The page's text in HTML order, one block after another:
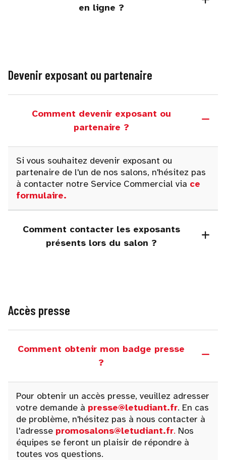
en ligne ?
Devenir exposant ou partenaire
Comment devenir exposant ou
partenaire ?
Si vous souhaitez devenir exposant ou
partenaire de l'un de nos salons, n'hésitez pas
à contacter notre Service Commercial via ce
formulaire.
Comment contacter les exposants
présents lors du salon ?
Accès presse
Comment obtenir mon badge presse
?
Pour obtenir un accès presse, veuillez adresser
votre demande à presse@letudiant.fr. En cas
de problème, n'hésitez pas à nous contacter à
l'adresse promosalons@letudiant.fr. Nos
équipes se feront un plaisir de répondre à
toutes vos questions.